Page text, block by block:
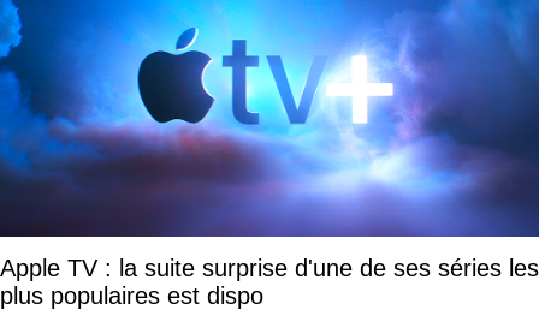
Apple TV : la suite surprise d'une de ses séries les
plus populaires est dispo